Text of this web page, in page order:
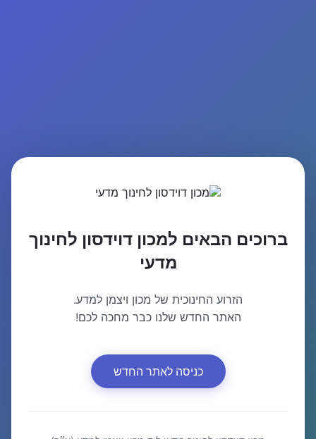
ברוכים הבאים למכון דוידסון לחינוך
מדעי
הזרוע החינוכית של מכון ויצמן למדע.
האתר החדש שלנו כבר מחכה לכם!
כניסה לאתר החדש